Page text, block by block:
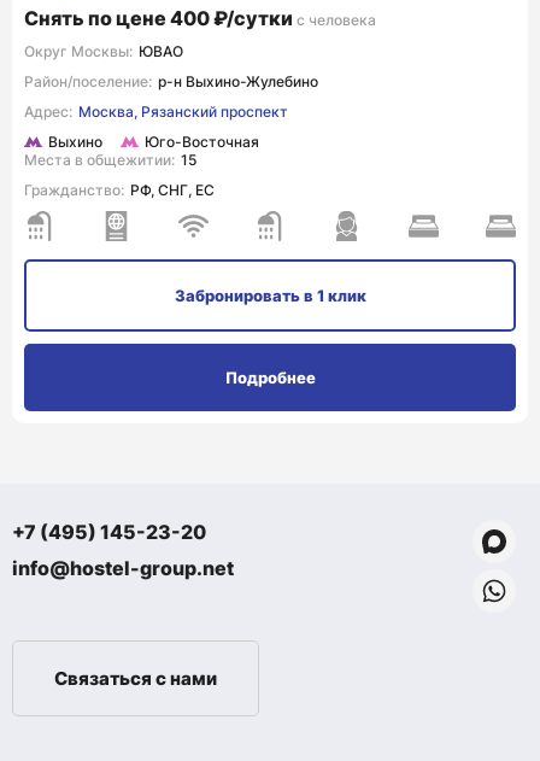
Снять по цене 400 ₽/сутки с человека
Округ Москвы: ЮВАО
Район/поселение: р-н Выхино-Жулебино
Адрес: Москва, Рязанский проспект
Выхино
Юго-Восточная
Места в общежитии: 15
Гражданство: РФ, СНГ, ЕС
Забронироватьв 1 клик
Подробнее
+7 (495) 145-23-20
info@hostel-group.net
Связаться с нами